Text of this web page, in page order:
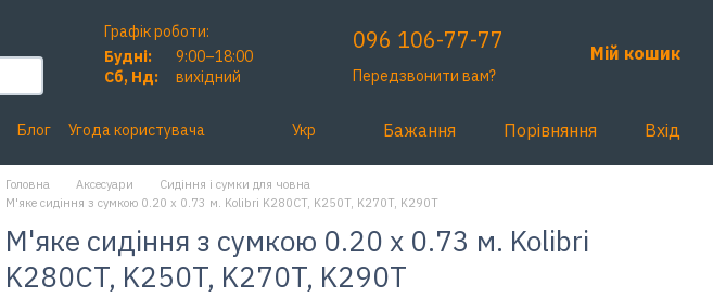
Графік роботи:
Будні:
9:00–18:00
Сб, Нд:
вихідний
096 106-77-77
Передзвонити вам?
Мій кошик
Блог Угода користувача Укр Бажання Порівняння Вхід
Головна Аксесуари
Сидіння і сумки для човна
М'яке сидіння з сумкою 0.20 x 0.73 м. Kolibri K280CT, K250T, K270T, K290T
М'яке сидіння з сумкою 0.20 x 0.73 м. Kolibri
K280CT, K250T, K270T, K290T